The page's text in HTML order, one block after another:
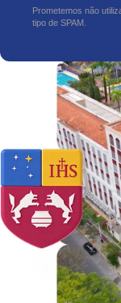
Prometemos não
tipo de SPAM.